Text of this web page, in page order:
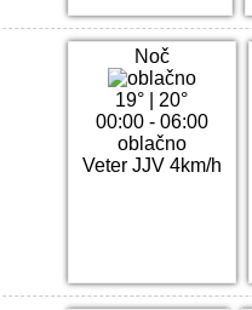
Noč
19°
20°
00:00 - 06:00
oblačno
Veter JJV 4km/h